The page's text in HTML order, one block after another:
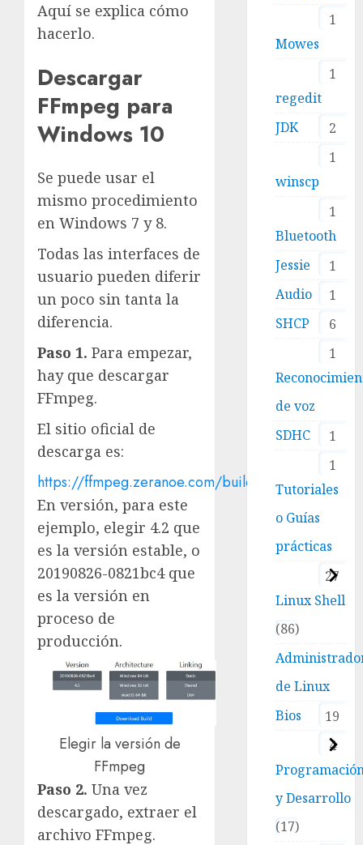
Aquí se explica cómo
hacerlo.
Descargar
FFmpeg para
Windows 10
Se puede usar el
mismo procedimiento
en Windows 7 y 8.
Todas las interfaces de
usuario pueden diferir
un poco sin tanta la
diferencia.
Paso 1. Para empezar,
hay que descargar
FFmpeg.
El sitio oficial de
descarga es:
https://ffmpeg.zeranoe.com/builds/
En versión, para este
ejemplo, elegir 4.2 que
es la versión estable, o
20190826-0821bc4 que
es la versión en
proceso de
producción.
Elegir la versión de
FFmpeg
Paso 2. Una vez
descargado, extraer el
archivo FFmpeg.
1
Mowes
1
regedit
2
JDK
1
winscp
1
Bluetooth
1
Jessie
1
Audio
6
SHCP
1
de voz
1
SDHC
1
Tutoriales
o Guías
prácticas
27
Linux Shell
86
de Linux
19
Bios
4
y Desarrollo
17